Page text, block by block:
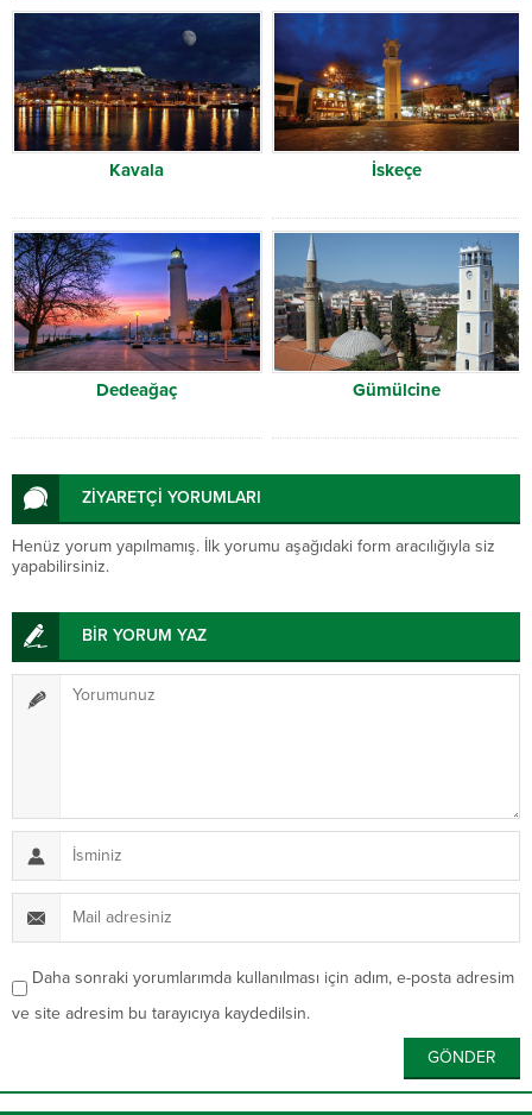
Kavala İskeçe
Dedeağaç Gümülcine
ZİYARETÇİ YORUMLARI
Henüz yorum yapılmamış. İlk yorumu aşağıdaki form aracılığıyla siz
yapabilirsiniz.
BİR YORUM YAZ
Daha sonraki yorumlarımda kullanılması için adım, e-posta adresim
ve site adresim bu tarayıcıya kaydedilsin.